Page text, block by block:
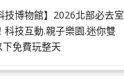
技博物館】2026北部必去室
科技互動.親子樂園.迷你雙
下免費玩整天